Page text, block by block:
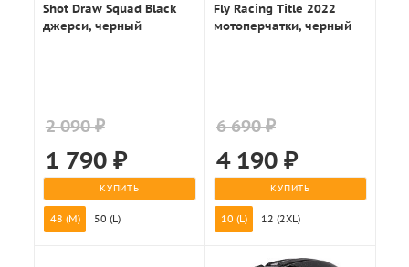
Shot Draw Squad Black
джерси, черный
2 090 ₽
1 790₽
КУПИТЬ
48 (M) 50 (L)
Fly Racing Title 2022
мотоперчатки, черный
6 690 ₽
4 190 ₽
КУПИТЬ
10 (L) 12 (2XL)